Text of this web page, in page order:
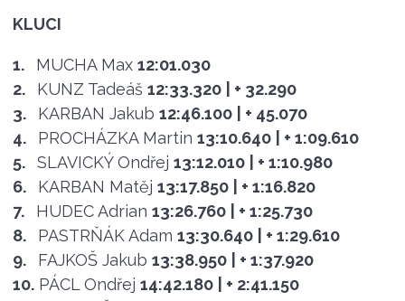
KLUCI
1. MUCHA Max 12:01.030
2.
KUNZ Tadeáš 12:33.320
| + 32.290
3.
KARBAN Jakub 12:46.100
| + 45.070
4.
PROCHÁZKA Martin 13:10.640
| + 1:09.610
5.
SLAVICKÝ Ondřej 13:12.010
| + 1:10.980
6.
KARBAN Matěj 13:17.850
| + 1:16.820
7.
HUDEC Adrian 13:26.760
| + 1:25.730
8.
PASTRŇÁK Adam 13:30.640
| + 1:29.610
9.
FAJKOŠ Jakub 13:38.950
| + 1:37.920
10. PÁCL Ondřej 14:42.180
| + 2:41.150